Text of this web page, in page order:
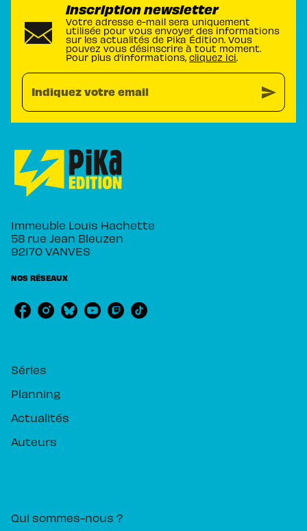
Inscription newsletter
Votre adresse e-mail sera uniquement
utilisée pour vous envoyer des informations
sur les actualités de Pika Édition. Vous
pouvez vous désinscrire à tout moment.
Pour plus d’informations, cliquez ici.
Indiquez votre email send
Immeuble Louis Hachette
58 rue Jean Bleuzen
92170 VANVES
NOS RÉSEAUX
Séries
Planning
Actualités
Auteurs
Qui sommes-nous ?